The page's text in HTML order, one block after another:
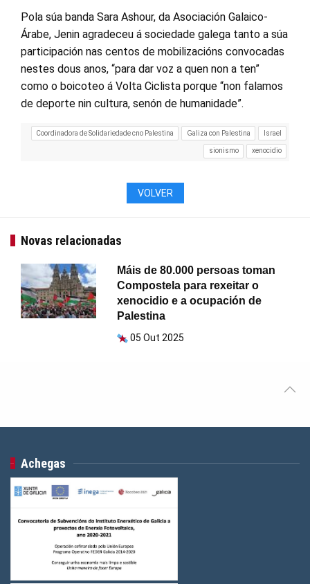
Pola súa banda Sara Ashour, da Asociación Galaico-
Árabe, Jenin agradeceu á sociedade galega tanto a súa
participación nas centos de mobilizacións convocadas
nestes dous anos, “para dar voz a quen non a ten”
como o boicoteo á Volta Ciclista porque “non falamos
de deporte nin cultura, senón de humanidade”.
Coordinadora de Solidariedade cno Palestina Galiza con Palestina Israel
sionismo xenocidio
VOLVER
Novas relacionadas
Máis de 80.000 persoas toman
Compostela para rexeitar o
xenocidio e a ocupación de
Palestina
05 Out 2025
Achegas